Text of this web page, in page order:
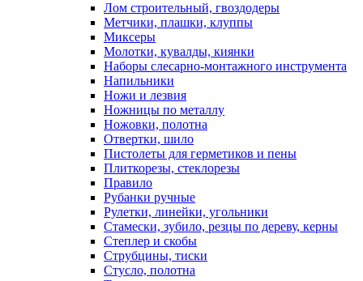
Лом строительный, гвоздодеры
Метчики, плашки, клуппы
Миксеры
Молотки, кувалды, киянки
Наборы слесарно-монтажного инструмента
Напильники
Ножи и лезвия
Ножницы по металлу
Ножовки, полотна
Отвертки, шило
Пистолеты для герметиков и пены
Плиткорезы, стеклорезы
Правило
Рубанки ручные
Рулетки, линейки, угольники
Стамески, зубило, резцы по дереву, керны
Степлер и скобы
Струбцины, тиски
Стусло, полотна